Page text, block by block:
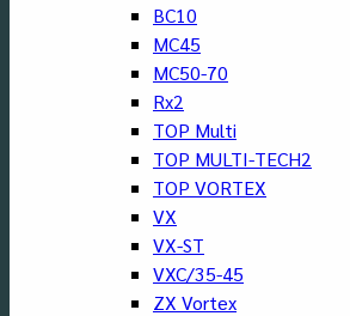
BC10
MC45
MC50-70
Rx2
TOP Multi
TOP MULTI-TECH2
TOP VORTEX
VX
VX-ST
VXC/35-45
ZX Vortex